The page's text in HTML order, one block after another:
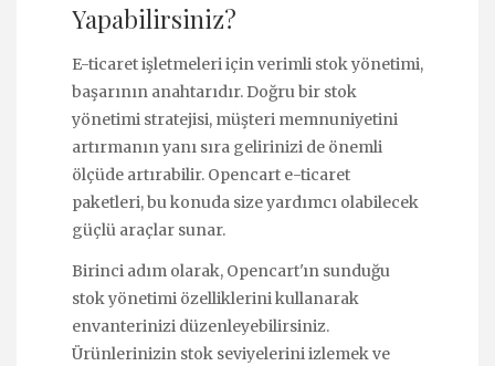
Yapabilirsiniz?
E-ticaret işletmeleri için verimli stok yönetimi,
başarının anahtarıdır. Doğru bir stok
yönetimi stratejisi, müşteri memnuniyetini
artırmanın yanı sıra gelirinizi de önemli
ölçüde artırabilir. Opencart e-ticaret
paketleri, bu konuda size yardımcı olabilecek
güçlü araçlar sunar.
Birinci adım olarak, Opencart'ın sunduğu
stok yönetimi özelliklerini kullanarak
envanterinizi düzenleyebilirsiniz.
Ürünlerinizin stok seviyelerini izlemek ve